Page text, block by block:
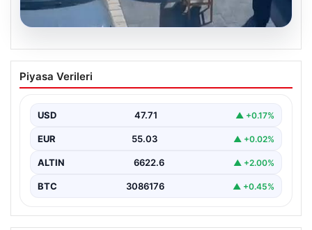
05.08.2026
Yalova’da Şaşırtan Engelleme: Kafe
Önüne Park Etmek İsteyen Sürücüye
Yalova'da yaşanan sıra dışı bir olay, gündeme damgasını
Piyasa Verileri
USD 47.71 ▲ +0.17%
EUR 55.03 ▲ +0.02%
ALTIN 6622.6 ▲ +2.00%
BTC 3086176 ▲ +0.45%